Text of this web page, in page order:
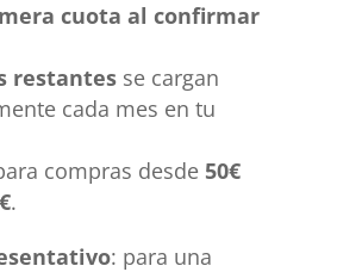
cuota al confirmar
restantesse cargan
cada mes en tu
compras desde 50€
.
: para una